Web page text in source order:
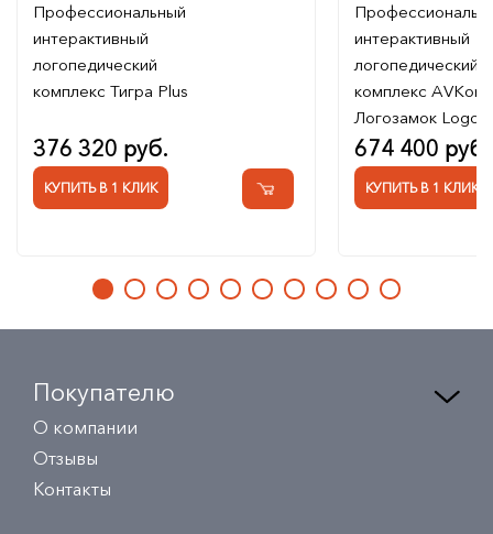
Профессиональный
интерактивный
логопедический
комплекс Тигра Plus
376 320 руб.
КУПИТЬ В 1 КЛИК
интерактивный
логопедический
комплекс
Логозамок Logo
674 400 руб.
КУПИТЬ В 1 КЛИК
Покупателю
О компании
Отзывы
Контакты